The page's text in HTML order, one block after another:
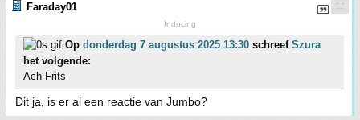
Faraday01
Inducing
Op donderdag 7 augustus 2025 13:30 schreef Szura
het volgende:
Ach Frits
Dit ja, is er al een reactie van Jumbo?